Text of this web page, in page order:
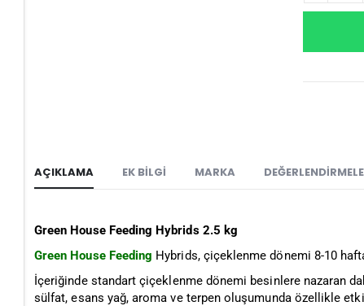
AÇIKLAMA EK BILGI MARKA
Green House Feeding Hybrids 2.5 kg
Green House Feeding Hybrids, çiçeklenme dönemi 8-10
İçeriğinde standart çiçeklenme dönemi besinlere nazaran
sülfat, esans yağ, aroma ve terpen oluşumunda özellikle